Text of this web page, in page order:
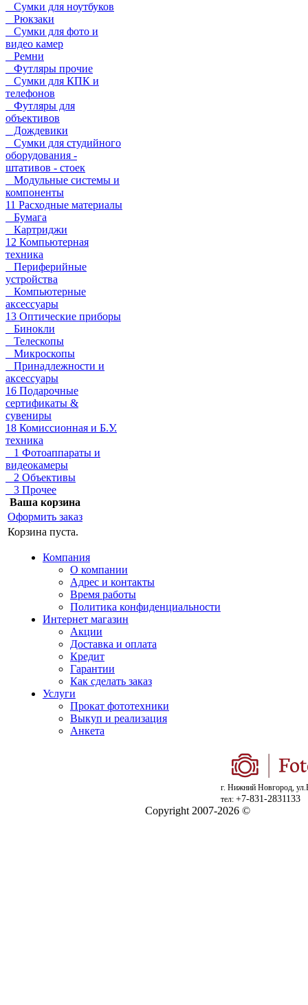
Сумки для ноутбуков
Рюкзаки
Сумки для фото и
видео камер
Ремни
Футляры прочие
Сумки для КПК и
телефонов
Футляры для
объективов
Дождевики
Сумки для студийного
оборудования -
штативов - стоек
Модульные системы и
компоненты
11 Расходные материалы
Бумага
Картриджи
12 Компьютерная
техника
Периферийные
устройства
Компьютерные
аксессуары
13 Оптические приборы
Бинокли
Телескопы
Микроскопы
Принадлежности и
аксессуары
16 Подарочные
сертификаты &
сувениры
18 Комиссионная и Б.У.
техника
1 Фотоаппараты и
видеокамеры
2 Объективы
3 Прочее
Ваша корзина
Оформить заказ
Корзина пуста.
Компания
О компании
Адрес и контакты
Время работы
Политика конфиденциальности
Интернет магазин
Акции
Доставка и оплата
Кредит
Гарантии
Как сделать заказ
Услуги
Прокат фототехники
Выкуп и реализация
Анкета
г. Нижний Новгород,
тел: +7-831-2831133
Copyright 2007-2026 ©